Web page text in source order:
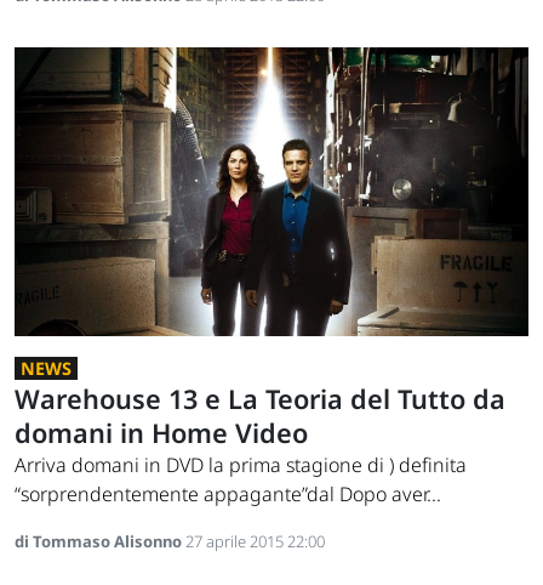
NEWS
Warehouse 13 e La Teoria del Tutto da
domani in Home Video
Arriva domani in DVD la prima stagione di ) definita
“sorprendentemente appagante”dal Dopo aver...
di Tommaso Alisonno27 aprile 2015 22:00